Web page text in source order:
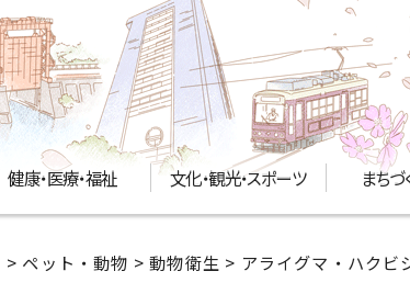
健康・医療・福祉 文化・観光・スポーツ まちづ
> ペット・動物 >動物衛生 > アライグマ・ハクビ